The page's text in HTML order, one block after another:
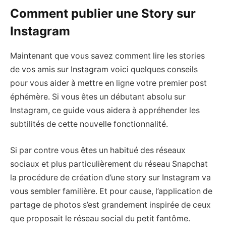
Comment publier une Story sur
Instagram
Maintenant que vous savez comment lire les stories
de vos amis sur Instagram voici quelques conseils
pour vous aider à mettre en ligne votre premier post
éphémère. Si vous êtes un débutant absolu sur
Instagram, ce guide vous aidera à appréhender les
subtilités de cette nouvelle fonctionnalité.
Si par contre vous êtes un habitué des réseaux
sociaux et plus particulièrement du réseau Snapchat
la procédure de création d’une story sur Instagram va
vous sembler familière. Et pour cause, l’application de
partage de photos s’est grandement inspirée de ceux
que proposait le réseau social du petit fantôme.